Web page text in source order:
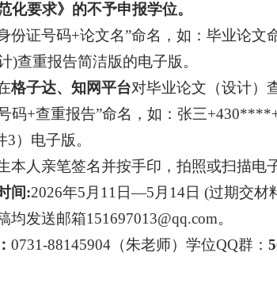
化要求》 的不予申报学位。
份证号码+论文名”命名，如：毕业论
)查重报告简洁版的电子版。
格子达、知网平台对毕业论文（设计）
码+查重报告”命名，如：张三
）电子版。
本人亲笔签名并按手印，拍照或扫描电
间:2026年5月11日—5月14日 (过期交材
均发送邮箱151697013@qq.com。
0731-88145904（朱老师）学位QQ群：